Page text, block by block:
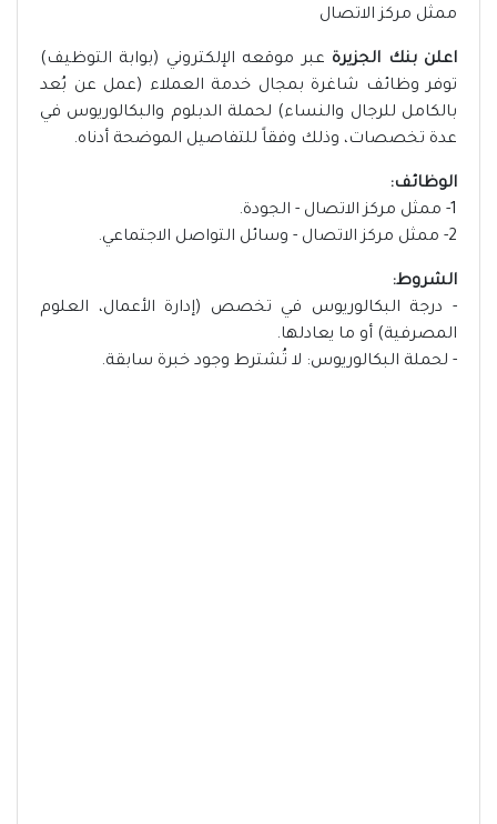
ممثل مركز الاتصال
اعلن بنك الجزيرة عبر موقعه الإلكتروني (بوابة التوظيف)
توفر وظائف شاغرة بمجال خدمة العملاء (عمل عن بُعد
بالكامل للرجال والنساء) لحملة الدبلوم والبكالوريوس في
عدة تخصصات، وذلك وفقاً للتفاصيل الموضحة أدناه.
الوظائف:
1- ممثل مركز الاتصال - الجودة.
2- ممثل مركز الاتصال - وسائل التواصل الاجتماعي.
الشروط:
- درجة البكالوريوس في تخصص (إدارة الأعمال، العلوم
المصرفية) أو ما يعادلها.
- لحملة البكالوريوس: لا تُشترط وجود خبرة سابقة.